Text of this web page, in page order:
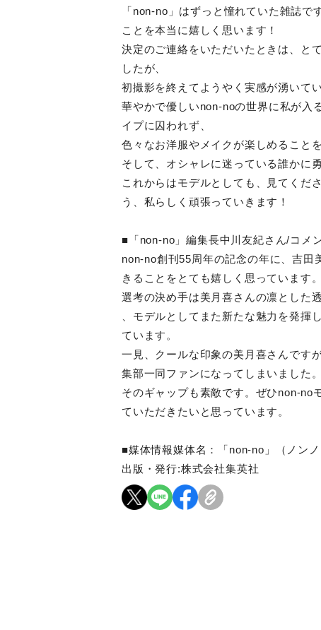
「non-no」はずっと憧れていた雑誌
ことを本当に嬉しく思います！
決定のご連絡をいただいたときは、と
したが、
初撮影を終えてようやく実感が湧いてい
華やかで優しいnon-noの世界に私が入
イプに囚われず、
色々なお洋服やメイクが楽しめること
そして、オシャレに迷っている誰かに
これからはモデルとしても、見てくだ
う、私らしく頑張っていきます！
■「non-no」編集長中川友紀さん/コメ
non-no創刊55周年の記念の年に、吉
きることをとても嬉しく思っています。
選考の決め手は美月喜さんの凛とした
、モデルとしてまた新たな魅力を発揮
ています。
一見、クールな印象の美月喜さんです
集部一同ファンになってしまいました。
そのギャップも素敵です。ぜひnon-no
ていただきたいと思っています。
■媒体情報媒体名：「non-no」（ノン
出版・発行:株式会社集英社